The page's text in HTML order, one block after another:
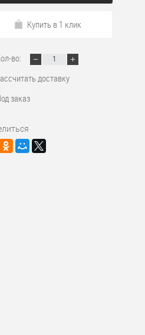
Купить в 1 клик
во:
доставку
заказ